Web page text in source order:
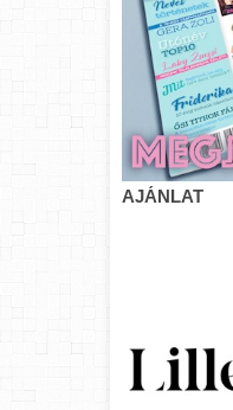
AJÁNLAT